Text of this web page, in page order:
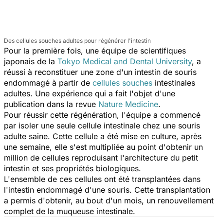
Des cellules souches adultes pour régénérer l'intestin
Pour la première fois, une équipe de scientifiques
japonais de la Tokyo Medical and Dental University, a
réussi à reconstituer une zone d'un intestin de souris
endommagé à partir de cellules souches intestinales
adultes. Une expérience qui a fait l'objet d'une
publication dans la revue Nature Medicine.
Pour réussir cette régénération, l'équipe a commencé
par isoler une seule cellule intestinale chez une souris
adulte saine. Cette cellule a été mise en culture, après
une semaine, elle s'est multipliée au point d'obtenir un
million de cellules reproduisant l'architecture du petit
intestin et ses propriétés biologiques.
L'ensemble de ces cellules ont été transplantées dans
l'intestin endommagé d'une souris. Cette transplantation
a permis d'obtenir, au bout d'un mois, un renouvellement
complet de la muqueuse intestinale.